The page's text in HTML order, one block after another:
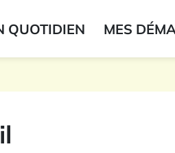
QUOTIDIEN MES